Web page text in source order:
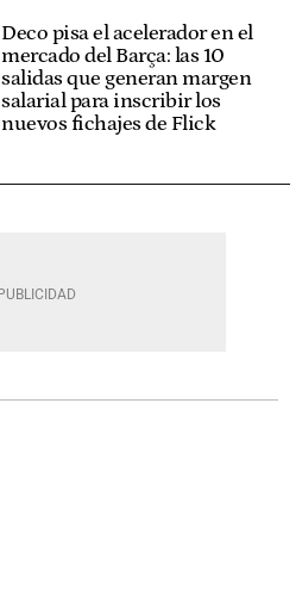
Deco pisa el acelerador en el
mercado del Barça: las 10
salidas que generan margen
salarial para inscribir los
nuevos fichajes de Flick